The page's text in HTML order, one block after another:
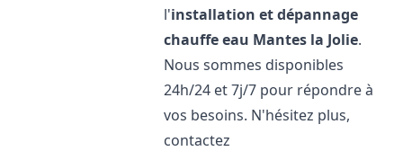
l'installation et dépannage
chauffe eau Mantes la Jolie.
Nous sommes disponibles
24h/24 et 7j/7 pour répondre à
vos besoins. N'hésitez plus,
contactez